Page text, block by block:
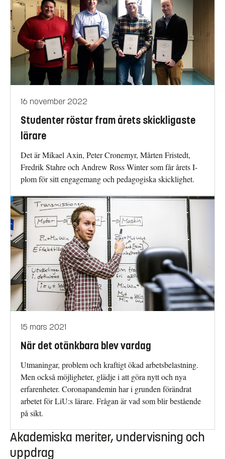
16 november 2022
Studenter röstar fram årets skickligaste
lärare
Det är Mikael Axin, Peter Cronemyr, Mårten Fristedt,
Fredrik Stahre och Andrew Ross Winter som får årets I-
plom för sitt engagemang och pedagogiska skicklighet.
15 mars 2021
När det otänkbara blev vardag
Utmaningar, problem och kraftigt ökad arbetsbelastning.
Men också möjligheter, glädje i att göra nytt och nya
erfarenheter. Coronapandemin har i grunden förändrat
arbetet för LiU:s lärare. Frågan är vad som blir bestående
på sikt.
Akademiska meriter, undervisning och
uppdrag